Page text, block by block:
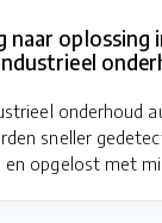
naar oplossing
onderhoud
sneller
en opgelost met